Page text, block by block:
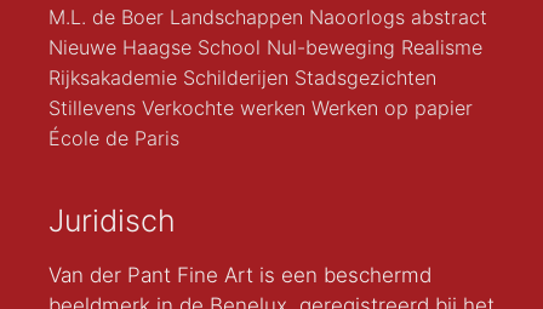
M.L. de Boer Landschappen Naoorlogs abstract
Nieuwe Haagse School Nul-beweging Realisme
Rijksakademie Schilderijen Stadsgezichten
Stillevens Verkochte werken Werken op papier
École de Paris
Juridisch
Van der Pant Fine Art is een beschermd